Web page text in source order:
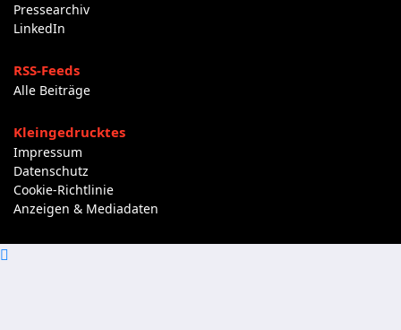
Pressearchiv
LinkedIn
RSS-Feeds
Alle Beiträge
Kleingedrucktes
Impressum
Datenschutz
Cookie-Richtlinie
Anzeigen & Mediadaten